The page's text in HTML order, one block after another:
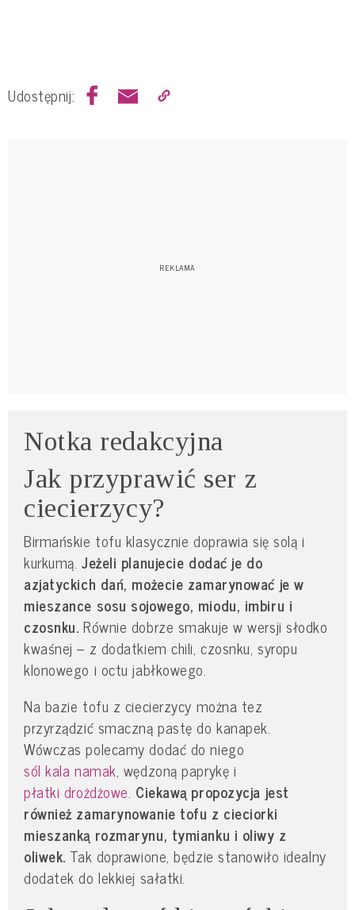
Udostępnij:
Notka redakcyjna
Jak przyprawić ser z
ciecierzycy?
Birmańskie tofu klasycznie doprawia się solą i
kurkumą. Jeżeli planujecie dodać je do
azjatyckich dań, możecie zamarynować je w
mieszance sosu sojowego, miodu, imbiru i
czosnku. Równie dobrze smakuje w wersji słodko
kwaśnej – z dodatkiem chili, czosnku, syropu
klonowego i octu jabłkowego.
Na bazie tofu z ciecierzycy można tez
przyrządzić smaczną pastę do kanapek.
Wówczas polecamy dodać do niego
sól kala namak, wędzoną paprykę i
płatki drożdżowe. Ciekawą propozycja jest
również zamarynowanie tofu z cieciorki
mieszanką rozmarynu, tymianku i oliwy z
oliwek. Tak doprawione, będzie stanowiło idealny
dodatek do lekkiej sałatki.